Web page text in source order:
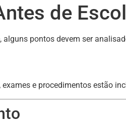
de
pontos devem ser
e procedimentos estão